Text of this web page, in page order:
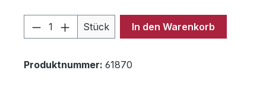
Produkt Anzahl: Gib den
Stück In den Warenkorb
Produktnummer: 61870